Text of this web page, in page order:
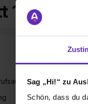
Sag „Hi!“ zu
Schön, dass du
von 7